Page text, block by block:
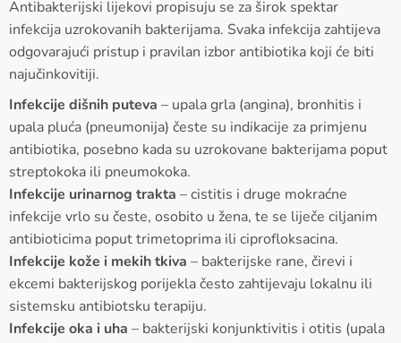
Antibakterijski lijekovi propisuju se za širok spektar
infekcija uzrokovanih bakterijama. Svaka infekcija zahtijeva
odgovarajući pristup i pravilan izbor antibiotika koji će biti
najučinkovitiji.
Infekcije dišnih puteva – upala grla (angina), bronhitis i
upala pluća (pneumonija) česte su indikacije za primjenu
antibiotika, posebno kada su uzrokovane bakterijama poput
streptokoka ili pneumokoka.
Infekcije urinarnog trakta – cistitis i druge mokraćne
infekcije vrlo su česte, osobito u žena, te se liječe ciljanim
antibioticima poput trimetoprima ili ciprofloksacina.
Infekcije kože i mekih tkiva – bakterijske rane, čirevi i
ekcemi bakterijskog porijekla često zahtijevaju lokalnu ili
sistemsku antibiotsku terapiju.
Infekcije oka i uha – bakterijski konjunktivitis i otitis (upala